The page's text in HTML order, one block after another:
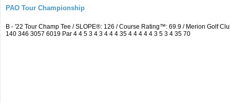
PAO Tour Championship
B - '22 Tour Champ Tee / SLOPE®: 126 / Course Rating™: 69.9 / Merion Golf
140 346 3057 6019 Par 4 4 5 3 4 3 4 4 4 35 4 4 4 4 4 3 5 3 4 35 70